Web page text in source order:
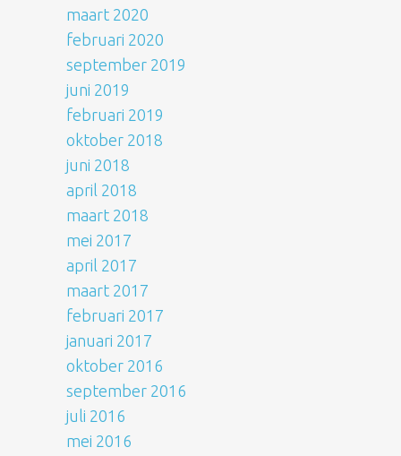
maart 2020
februari 2020
september 2019
juni 2019
februari 2019
oktober 2018
juni 2018
april 2018
maart 2018
mei 2017
april 2017
maart 2017
februari 2017
januari 2017
oktober 2016
september 2016
juli 2016
mei 2016